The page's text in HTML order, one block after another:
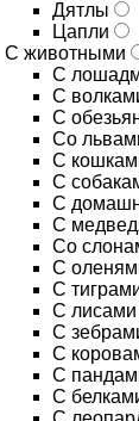
Дятлы
Цапли
С животными
С
С
С
Со
С
С
С
С
Со
С
С
С лисами
С
С
С
С